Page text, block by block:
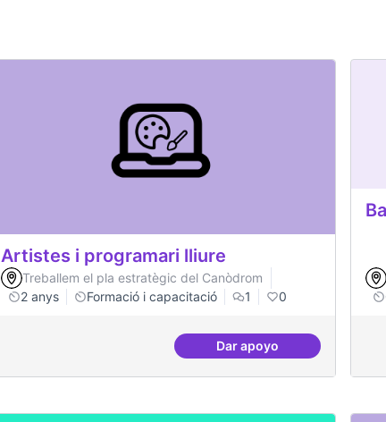
Artistes i programari lliure
Treballem el pla estratègic del Canòdrom
2 anys
Formació i capacitació 1 0
Dar apoyoArtistes i programari